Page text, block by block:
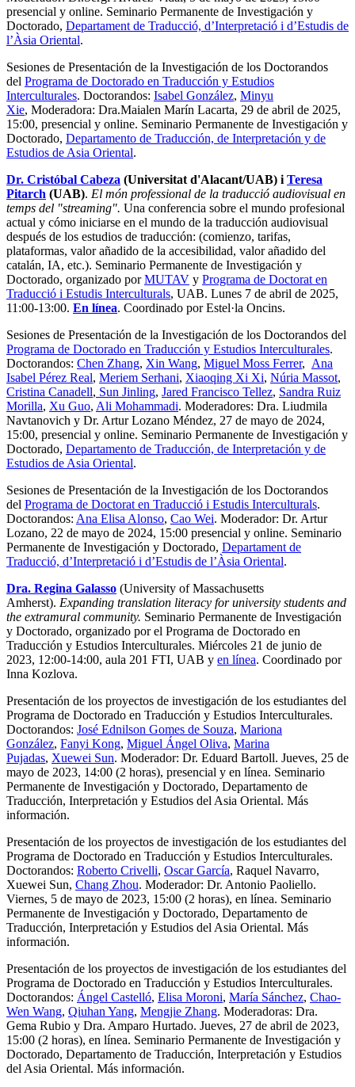
presencial y online. Seminario Permanente de Investigación y
Doctorado, Departament de Traducció, d’Interpretació i d’Estudis de
l’Àsia Oriental.
Sesiones de Presentación de la Investigación de los Doctorandos
del Programa de Doctorado en Traducción y Estudios
Interculturales. Doctorandos: Isabel González, Minyu
Xie, Moderadora: Dra.Maialen Marín Lacarta, 29 de abril de 2025,
15:00, presencial y online. Seminario Permanente de Investigación y
Doctorado, Departamento de Traducción, de Interpretación y de
Estudios de Asia Oriental.
Dr. Cristóbal Cabeza (Universitat d'Alacant/UAB) i Teresa
Pitarch (UAB). El món professional de la traducció audiovisual en
temps del "streaming". Una conferencia sobre el mundo profesional
actual y cómo iniciarse en el mundo de la traducción audiovisual
después de los estudios de traducción: (comienzo, tarifas,
plataformas, valor añadido de la accesibilidad, valor añadido del
catalán, IA, etc.). Seminario Permanente de Investigación y
Doctorado, organizado porMUTAV y Programa de Doctorat en
Traducció i Estudis Interculturals, UAB. Lunes 7 de abril de 2025,
11:00-13:00. En línea. Coordinado por Estel·la Oncins.
Sesiones de Presentación de la Investigación de los Doctorandos del
Programa de Doctorado en Traducción y Estudios Interculturales.
Doctorandos: Chen Zhang, Xin Wang, Miguel Moss Ferrer, Ana
Isabel Pérez Real, Meriem Serhani, Xiaoqing Xi Xi, Núria Massot,
Cristina Canadell, Sun Jinling, Jared Francisco Tellez, Sandra Ruiz
Morilla, Xu Guo, Ali Mohammadi. Moderadores: Dra. Liudmila
Navtanovich y Dr. Artur Lozano Méndez, 27 de mayo de 2024,
15:00, presencial y online. Seminario Permanente de Investigación y
Doctorado, Departamento de Traducción, de Interpretación y de
Estudios de Asia Oriental.
Sesiones de Presentación de la Investigación de los Doctorandos
del Programa de Doctorat en Traducció i Estudis Interculturals.
Doctorandos: Ana Elisa Alonso, Cao Wei. Moderador: Dr. Artur
Lozano, 22 de mayo de 2024, 15:00 presencial y online. Seminario
Permanente de Investigación y Doctorado, Departament de
Traducció, d’Interpretació i d’Estudis de l’Àsia Oriental.
Dra. Regina Galasso (University of Massachusetts
Amherst). Expanding translation literacy for university students and
the extramural community. Seminario Permanente de Investigación
y Doctorado, organizado por el Programa de Doctorado en
Traducción y Estudios Interculturales. Miércoles 21 de junio de
2023, 12:00-14:00, aula 201 FTI, UAB y en línea. Coordinado por
Inna Kozlova.
Presentación de los proyectos de investigación de los estudiantes del
Programa de Doctorado en Traducción y Estudios Interculturales.
Doctorandos: José Ednilson Gomes de Souza, Mariona
González, Fanyi Kong, Miguel Ángel Oliva, Marina
Pujadas, Xuewei Sun. Moderador: Dr. Eduard Bartoll. Jueves, 25 de
mayo de 2023, 14:00 (2 horas), presencial y en línea. Seminario
Permanente de Investigación y Doctorado, Departamento de
Traducción, Interpretación y Estudios del Asia Oriental. Más
información.
Presentación de los proyectos de investigación de los estudiantes del
Programa de Doctorado en Traducción y Estudios Interculturales.
Doctorandos: Roberto Crivelli, Oscar García, Raquel Navarro,
Xuewei Sun, Chang Zhou. Moderador: Dr. Antonio Paoliello.
Viernes, 5 de mayo de 2023, 15:00 (2 horas), en línea. Seminario
Permanente de Investigación y Doctorado, Departamento de
Traducción, Interpretación y Estudios del Asia Oriental. Más
información.
Presentación de los proyectos de investigación de los estudiantes del
Programa de Doctorado en Traducción y Estudios Interculturales.
Doctorandos: Ángel Castelló, Elisa Moroni, María Sánchez, Chao-
Wen Wang, Qiuhan Yang, Mengjie Zhang. Moderadoras: Dra.
Gema Rubio y Dra. Amparo Hurtado. Jueves, 27 de abril de 2023,
15:00 (2 horas), en línea. Seminario Permanente de Investigación y
Doctorado, Departamento de Traducción, Interpretación y Estudios
del Asia Oriental. Más información.